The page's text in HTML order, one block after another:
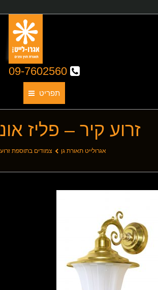
תפריט
תאורת גן
אודותינו
תאורת חוץ
בלוג
זרוע קיר – פליז אוניה
אגרולייט תאורת גן צמודים בתוספת